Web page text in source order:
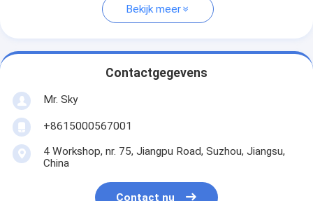
Bekijk meer
Contactgegevens
Mr. Sky
+8615000567001
4 Workshop, nr. 75, Jiangpu Road, Suzhou, Jiangsu,
China
Contact nu